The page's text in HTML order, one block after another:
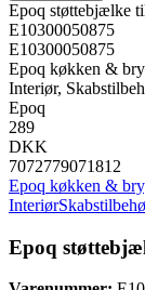
Epoq støttebjælke
E10300050875
E10300050875
Epoq køkken &
Interiør,
Epoq
289
DKK
7072779071812
Epoq køkken &
Interiør
Epoq